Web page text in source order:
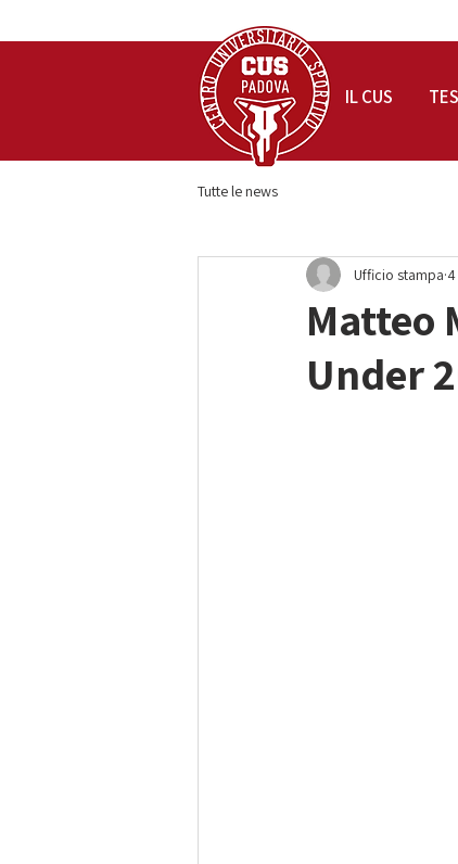
Tutte le news
Matteo
Under
Ufficio stampa
IL CUS